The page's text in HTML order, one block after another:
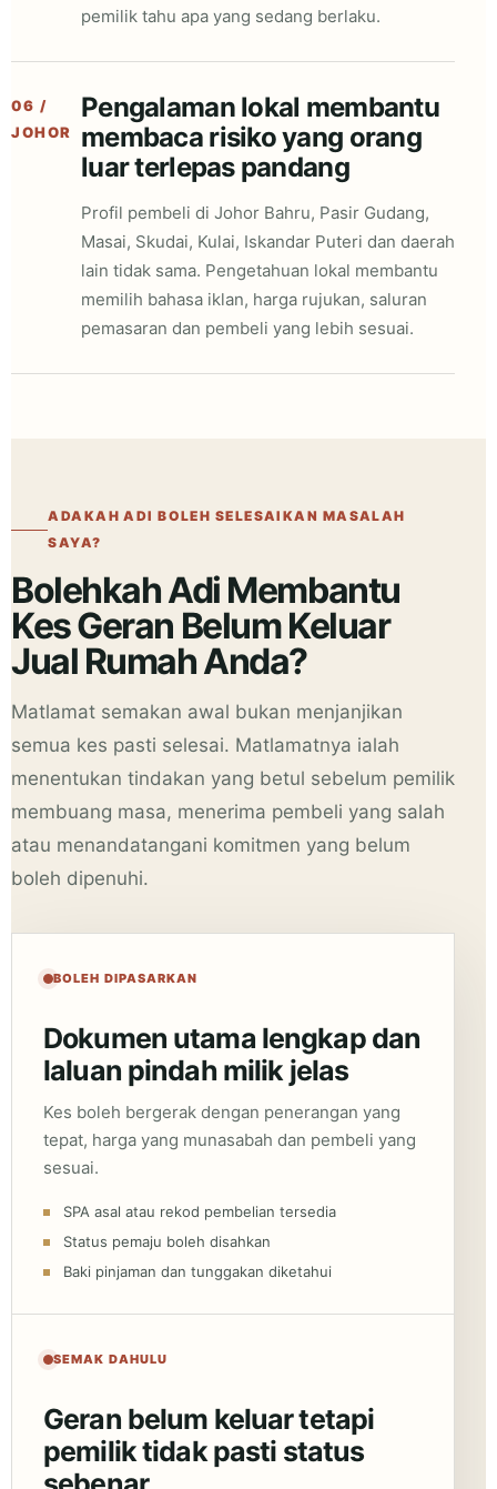
pemilik tahu apa yang sedang berlaku.
06 /
JOHOR
Pengalaman lokal membantu
membaca risiko yang orang
luar terlepas pandang
Profil pembeli di Johor Bahru, Pasir Gudang,
Masai, Skudai, Kulai, Iskandar Puteri dan daerah
lain tidak sama. Pengetahuan lokal membantu
memilih bahasa iklan, harga rujukan, saluran
pemasaran dan pembeli yang lebih sesuai.
ADAKAH ADI BOLEH SELESAIKAN MASALAH
SAYA?
Bolehkah Adi Membantu
Kes Geran Belum Keluar
Jual Rumah Anda?
Matlamat semakan awal bukan menjanjikan
semua kes pasti selesai. Matlamatnya ialah
menentukan tindakan yang betul sebelum pemilik
membuang masa, menerima pembeli yang salah
atau menandatangani komitmen yang belum
boleh dipenuhi.
BOLEH DIPASARKAN
Dokumen utama lengkap dan
laluan pindah milik jelas
Kes boleh bergerak dengan penerangan yang
tepat, harga yang munasabah dan pembeli yang
sesuai.
SPA asal atau rekod pembelian tersedia
Status pemaju boleh disahkan
Baki pinjaman dan tunggakan diketahui
SEMAK DAHULU
Geran belum keluar tetapi
pemilik tidak pasti status